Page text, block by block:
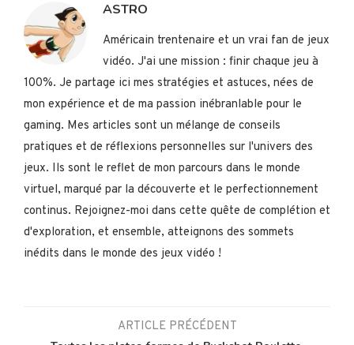
ASTRO
Américain trentenaire et un vrai fan de jeux
vidéo. J'ai une mission : finir chaque jeu à
100%. Je partage ici mes stratégies et astuces, nées de
mon expérience et de ma passion inébranlable pour le
gaming. Mes articles sont un mélange de conseils
pratiques et de réflexions personnelles sur l'univers des
jeux. Ils sont le reflet de mon parcours dans le monde
virtuel, marqué par la découverte et le perfectionnement
continus. Rejoignez-moi dans cette quête de complétion et
d'exploration, et ensemble, atteignons des sommets
inédits dans le monde des jeux vidéo !
ARTICLE PRÉCÉDENT